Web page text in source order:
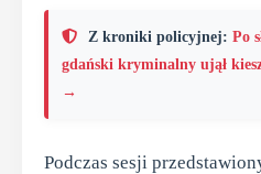
Z kroniki policyjnej: Po
gdański kryminalny ujął
→
Podczas sesji